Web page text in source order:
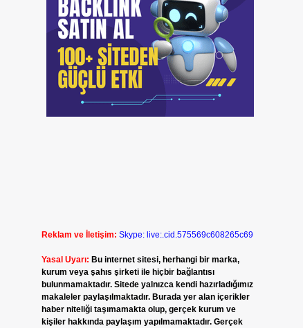
Reklam ve İletişim: Skype: live:.cid.575569c608265c69
Yasal Uyarı: Bu internet sitesi, herhangi bir marka,
kurum veya şahıs şirketi ile hiçbir bağlantısı
bulunmamaktadır. Sitede yalnızca kendi hazırladığımız
makaleler paylaşılmaktadır. Burada yer alan içerikler
haber niteliği taşımamakta olup, gerçek kurum ve
kişiler hakkında paylaşım yapılmamaktadır. Gerçek